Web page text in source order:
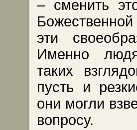
– сменить
эти
Именно
таких
пусть и
они могли
вопросу.